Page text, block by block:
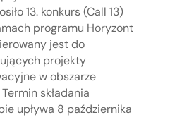
13. konkurs (Call 13)
programu Horyzont
jest do
projekty
w obszarze
składania
upływa 8 października